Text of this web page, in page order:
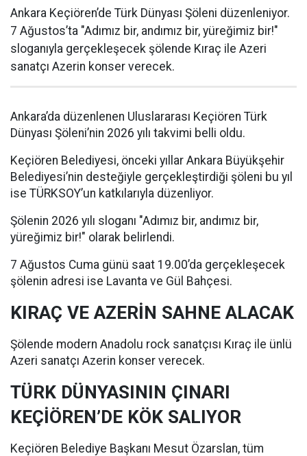
Ankara Keçiören’de Türk Dünyası Şöleni düzenleniyor.
7 Ağustos’ta "Adımız bir, andımız bir, yüreğimiz bir!"
sloganıyla gerçekleşecek şölende Kıraç ile Azeri
sanatçı Azerin konser verecek.
Ankara’da düzenlenen Uluslararası Keçiören Türk
Dünyası Şöleni’nin 2026 yılı takvimi belli oldu.
Keçiören Belediyesi, önceki yıllar Ankara Büyükşehir
Belediyesi’nin desteğiyle gerçekleştirdiği şöleni bu yıl
ise TÜRKSOY’un katkılarıyla düzenliyor.
Şölenin 2026 yılı sloganı "Adımız bir, andımız bir,
yüreğimiz bir!" olarak belirlendi.
7 Ağustos Cuma günü saat 19.00’da gerçekleşecek
şölenin adresi ise Lavanta ve Gül Bahçesi.
KIRAÇ VE AZERİN SAHNE ALACAK
Şölende modern Anadolu rock sanatçısı Kıraç ile ünlü
Azeri sanatçı Azerin konser verecek.
TÜRK DÜNYASININ ÇINARI
KEÇİÖREN’DE KÖK SALIYOR
Keçiören Belediye Başkanı Mesut Özarslan, tüm